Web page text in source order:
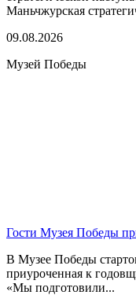
Маньчжурская
09.08.2026
Музей Победы
Гости Музея Победы
В Музее Победы
приуроченная к
«Мы подготовили...